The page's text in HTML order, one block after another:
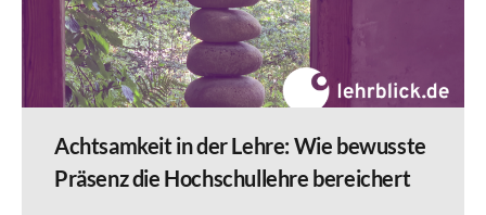
Achtsamkeit in der Lehre: Wie bewusste
Präsenz die Hochschullehre bereichert